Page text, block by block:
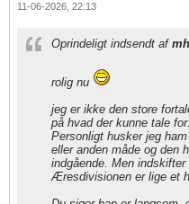
11-06-2026, 22:13
Oprindeligt indsendt af
rolig nu
jeg er ikke den store
på hvad der kunne tale
Personligt husker jeg
eller anden måde og den
indgående. Men
Æresdivisionen er lige et